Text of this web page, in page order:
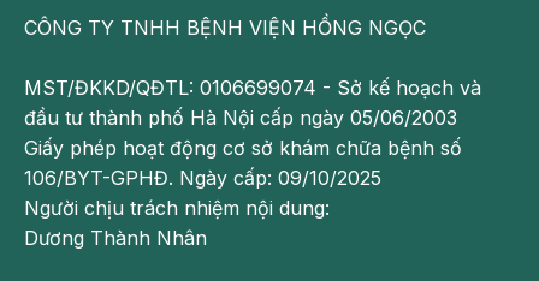
Đối với bé gái
Đối với giới tính nữ, bộ phận sinh dục khi phát triển sẽ
không có biến động nhiều theo thời gian:
Tuần 12: Tử cung và buồng trứng đã xuất hiện
Tuần 14: chồi sinh dục giữa hai chân bé đã trở thành
âm vật và phần phình ra ở hai bên tạo thành môi âm
CÔNG TY TNHH BỆNH VIỆN HỒNG NGỌC
MST/ĐKKD/QĐTL: 0106699074 - Sở kế hoạch và
đầu tư thành phố Hà Nội cấp ngày 05/06/2003
Giấy phép hoạt động cơ sở khám chữa bệnh số
106/BYT-GPHĐ. Ngày cấp: 09/10/2025
Người chịu trách nhiệm nội dung:
Dương Thành Nhân